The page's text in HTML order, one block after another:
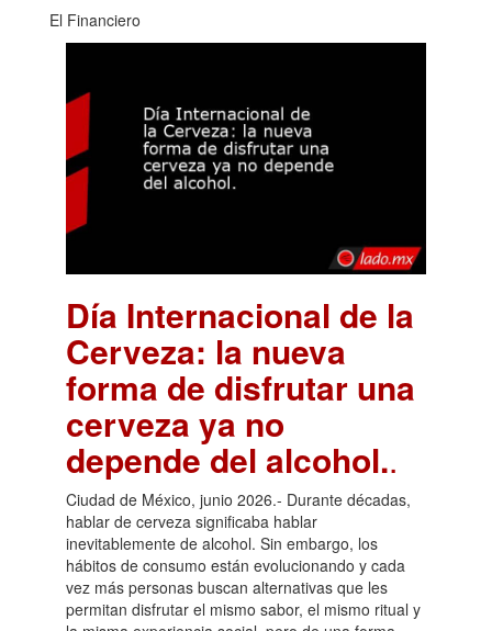
El Financiero
Día Internacional de la
Cerveza: la nueva
forma de disfrutar una
cerveza ya no
depende del alcohol..
Ciudad de México, junio 2026.- Durante décadas,
hablar de cerveza significaba hablar
inevitablemente de alcohol. Sin embargo, los
hábitos de consumo están evolucionando y cada
vez más personas buscan alternativas que les
permitan disfrutar el mismo sabor, el mismo ritual y